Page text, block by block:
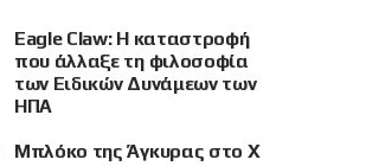
Eagle Claw: Η καταστροφή
που άλλαξε τη φιλοσοφία
των Ειδικών Δυνάμεων των
ΗΠΑ
Μπλόκο της Άγκυρας στο X